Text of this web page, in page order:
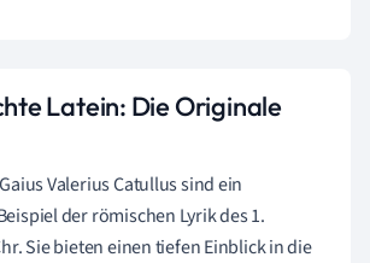
Latein: Die Originale
Valerius Catullus sind ein
der römischen Lyrik des 1.
Sie bieten einen tiefen Einblick in die